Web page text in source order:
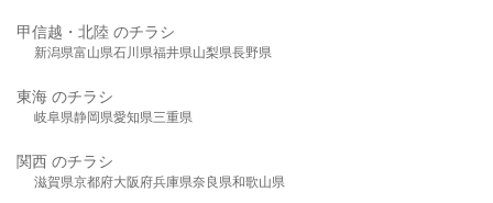
甲信越・北陸 のチラシ
新潟県富山県石川県福井県山梨県長野県
東海 のチラシ
岐阜県静岡県愛知県三重県
関西 のチラシ
滋賀県京都府大阪府兵庫県奈良県和歌山県